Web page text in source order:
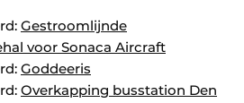
Gestroomlijnde
voor Sonaca Aircraft
Goddeeris
Overkapping busstation Den